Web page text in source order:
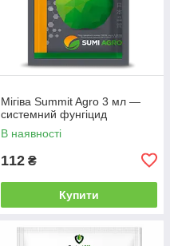
Мігіва Summit Agro 3 мл —
системний фунгіцид
В наявності
112 ₴
Купити